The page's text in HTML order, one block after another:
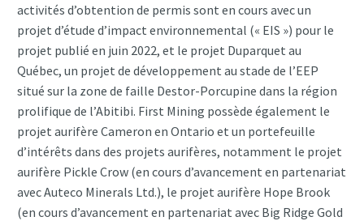
activités d’obtention de permis sont en cours avec un
projet d’étude d’impact environnemental (« EIS ») pour le
projet publié en juin 2022, et le projet Duparquet au
Québec, un projet de développement au stade de l’EEP
situé sur la zone de faille Destor-Porcupine dans la région
prolifique de l’Abitibi. First Mining possède également le
projet aurifère Cameron en Ontario et un portefeuille
d’intérêts dans des projets aurifères, notamment le projet
aurifère Pickle Crow (en cours d’avancement en partenariat
avec Auteco Minerals Ltd.), le projet aurifère Hope Brook
(en cours d’avancement en partenariat avec Big Ridge Gold